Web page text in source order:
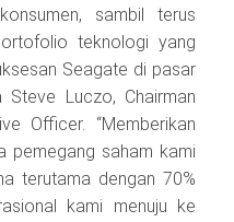
sambil terus
teknologi yang
Seagate di pasar
Steve Luczo, Chairman
Officer. “Memberikan
pemegang saham kami
terutama dengan 70%
kami menuju ke